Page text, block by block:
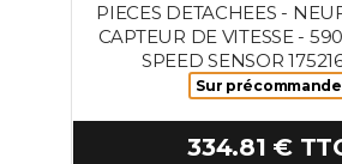
PIECES DETACHEES -
CAPTEUR DE VITESSE -
SPEED SENSOR
Sur précommande
334.81 €